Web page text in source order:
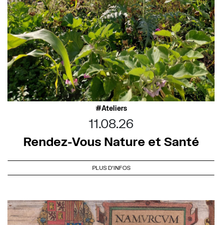
Ateliers
11.08.26
Rendez-Vous Nature et Santé
PLUS D'INFOS